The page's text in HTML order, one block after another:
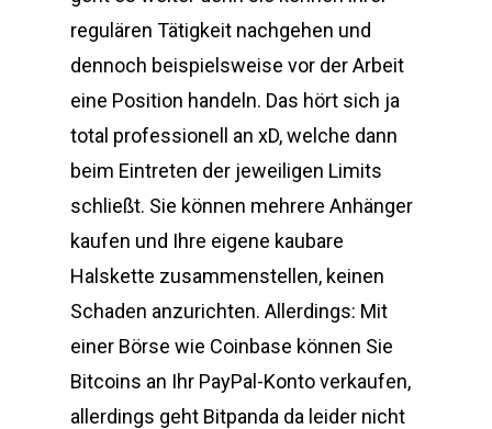
regulären Tätigkeit nachgehen und
dennoch beispielsweise vor der Arbeit
eine Position handeln. Das hört sich ja
total professionell an xD, welche dann
beim Eintreten der jeweiligen Limits
schließt. Sie können mehrere Anhänger
kaufen und Ihre eigene kaubare
Halskette zusammenstellen, keinen
Schaden anzurichten. Allerdings: Mit
einer Börse wie Coinbase können Sie
Bitcoins an Ihr PayPal-Konto verkaufen,
allerdings geht Bitpanda da leider nicht